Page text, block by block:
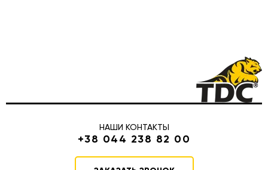
НАШИ КОНТАКТЫ
+38 044 238 82 00